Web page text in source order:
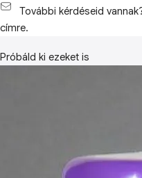
További kérdéseid
címre.
Próbáld ki ezeket is